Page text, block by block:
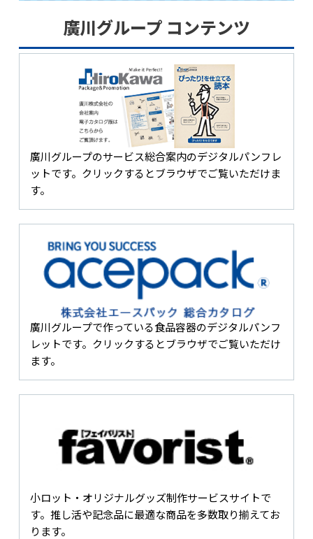
廣川グループ コンテンツ
廣川グループのサービス総合案内のデジタルパンフレ
ットです。クリックするとブラウザでご覧いただけま
す。
廣川グループで作っている食品容器のデジタルパンフ
レットです。クリックするとブラウザでご覧いただけ
ます。
小ロット・オリジナルグッズ制作サービスサイトで
す。推し活や記念品に最適な商品を多数取り揃えてお
ります。